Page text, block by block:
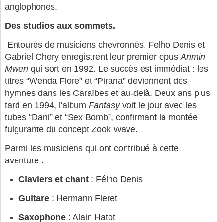
anglophones.
Des studios aux sommets.
Entourés de musiciens chevronnés, Felho Denis et
Gabriel Chery enregistrent leur premier opusAnmin
Mwen qui sort en 1992. Le succès est immédiat : les
titres “Wenda Flore” et “Pirana” deviennent des
hymnes dans les Caraïbes et au-delà. Deux ans plus
tard en 1994, l'album Fantasyvoit le jour avec les
tubes “Dani” et “Sex Bomb”, confirmant la montée
fulgurante du concept Zook Wave.
Parmi les musiciens qui ont contribué à cette
aventure :
Claviers et chant : Félho Denis
Guitare : Hermann Fleret
Saxophone : Alain Hatot